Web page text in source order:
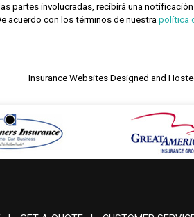
partes involucradas, recibirá una
acuerdo con los términos de nuestra política
Insurance WebsitesDesigned and